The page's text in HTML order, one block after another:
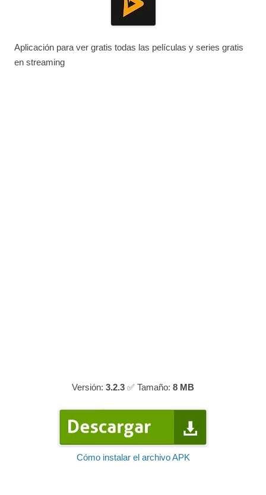
Aplicación para ver gratis todas las películas y series gratis
en streaming
Versión: 3.2.3 ✅ Tamaño: 8 MB
Cómo instalar el archivo APK